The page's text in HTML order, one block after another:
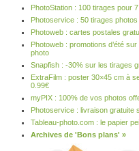
PhotoStation : 100 tirages pour
Photoservice : 50 tirages photos
Photoweb : cartes postales
Photoweb : promotions d’été
photo
Snapfish : -30% sur les tirages
ExtraFilm : poster 30×45 cm à
0.99€
myPIX : 100% de vos photos
Photoservice : livraison gratuite
Tableau-photo.com : le papier
Archives de 'Bons plans' »